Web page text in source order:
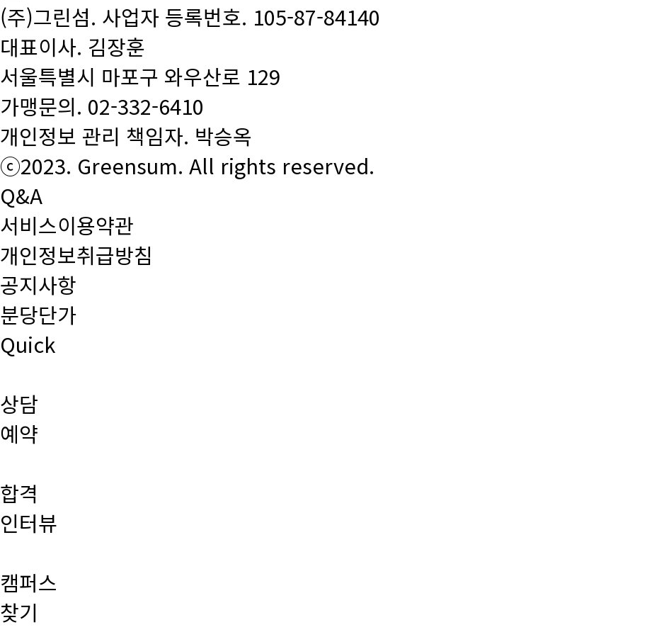
(주)그린섬. 사업자 등록번호. 105-87-84140
대표이사. 김장훈
서울특별시 마포구 와우산로 129
가맹문의. 02-332-6410
개인정보 관리 책임자. 박승옥
ⓒ2023. Greensum. All rights reserved.
Q&A
서비스이용약관
개인정보취급방침
공지사항
분당단가
Quick
상담
예약
합격
인터뷰
캠퍼스
찾기